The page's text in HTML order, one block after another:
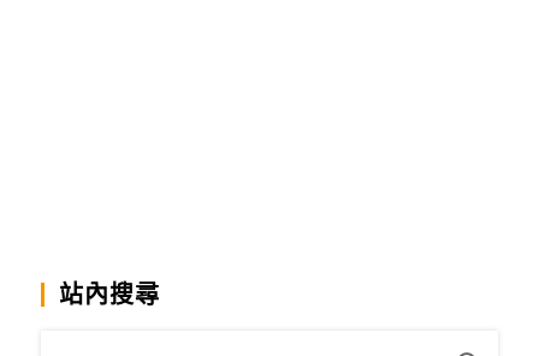
站內搜尋